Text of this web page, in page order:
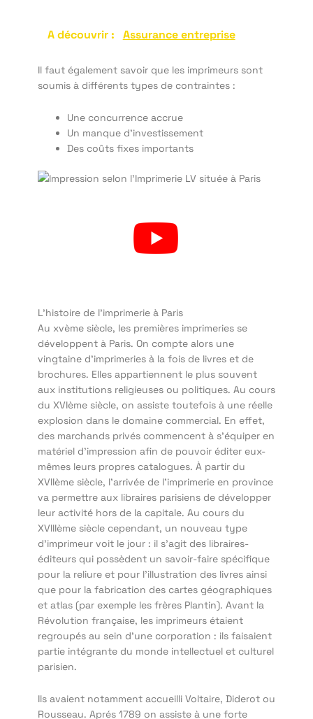
A découvrir : Assurance entreprise
Il faut également savoir que les imprimeurs sont
soumis à différents types de contraintes :
Une concurrence accrue
Un manque d’investissement
Des coûts fixes importants
L’histoire de l’imprimerie à Paris
Au xvème siècle, les premières imprimeries se
développent à Paris. On compte alors une
vingtaine d’imprimeries à la fois de livres et de
brochures. Elles appartiennent le plus souvent
aux institutions religieuses ou politiques. Au cours
du XVIème siècle, on assiste toutefois à une réelle
explosion dans le domaine commercial. En effet,
des marchands privés commencent à s’équiper en
matériel d’impression afin de pouvoir éditer eux-
mêmes leurs propres catalogues. À partir du
XVIIème siècle, l’arrivée de l’imprimerie en province
va permettre aux libraires parisiens de développer
leur activité hors de la capitale. Au cours du
XVIIIème siècle cependant, un nouveau type
d’imprimeur voit le jour : il s’agit des libraires-
éditeurs qui possèdent un savoir-faire spécifique
pour la reliure et pour l’illustration des livres ainsi
que pour la fabrication des cartes géographiques
et atlas (par exemple les frères Plantin). Avant la
Révolution française, les imprimeurs étaient
regroupés au sein d’une corporation : ils faisaient
partie intégrante du monde intellectuel et culturel
parisien.
Ils avaient notamment accueilli Voltaire, Diderot ou
Rousseau. Aprés 1789 on assiste à une forte